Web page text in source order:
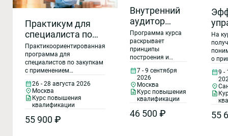
Практикум для
специалиста по
закупкам
Практикоориентированная
программа для
специалистов по закупкам
с применением
лучшего управленческого
«оружия» 21 века. Только
на этой программе
научатся применять
26 - 28 августа 2026
Москва
Курс повышения
квалификации
55 900 ₽
Внутренний
аудитор
СМК (ГОСТ Р
ИСО 9001-
2015/Проект
ГОСТ Р ИСО
9001-2026,
ГОСТ РВ
0015-002-
Организация
Программа курса
раскрывает
принципы
построения и
системы
менеджмента
качества, состав
требований
ИСО 9001 – 2015 и
7 - 9 сентября
2026
Москва
Курс повышения
квалификации
46 500 ₽
На
о
9 -
55